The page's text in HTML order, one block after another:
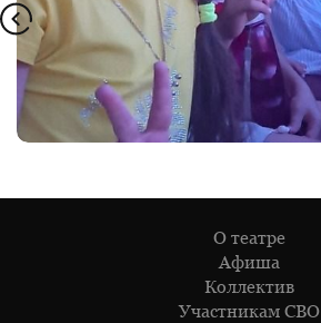
О театре
Афиша
Коллектив
Участникам СВО